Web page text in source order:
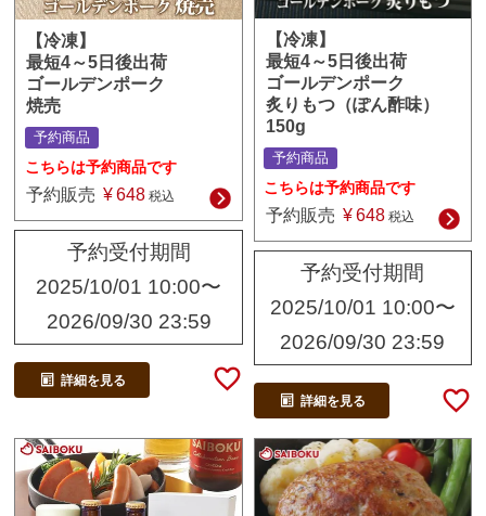
【冷凍】
最短4～5日後出荷
ゴールデンポーク
焼売
予約商品
こちらは予約商品です
予約販売 ¥ 648 税込
予約受付期間
2025/10/01 10:00〜
2026/09/30 23:59
詳細を見る
【冷凍】
最短4～5日後出荷
ゴールデンポーク
炙りもつ（ぽん酢味）
150g
予約商品
こちらは予約商品です
予約販売 ¥648 税込
予約受付期間
2025/10/01 10:00〜
2026/09/30 23:59
詳細を見る